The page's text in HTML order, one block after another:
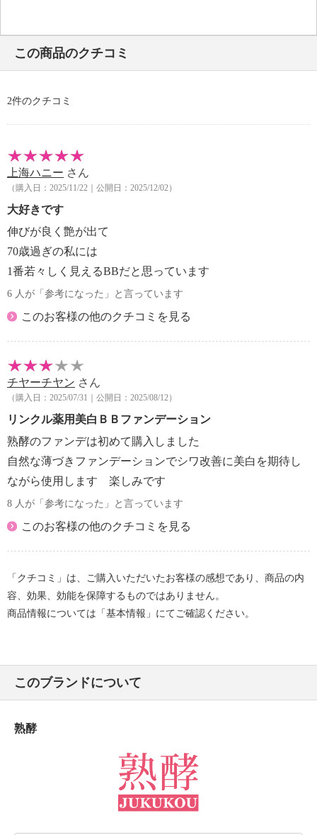
この商品のクチコミ
2件のクチコミ
上海ハニー さん
（購入日：2025/11/22｜公開日：2025/12/02）
大好きです
伸びが良く艶が出て
70歳過ぎの私には
1番若々しく見えるBBだと思っています
6 人が「参考になった」と言っています
このお客様の他のクチコミを見る
チヤーチヤン さん
（購入日：2025/07/31｜公開日：2025/08/12）
リンクル薬用美白ＢＢファンデーション
熟酵のファンデは初めて購入しました
自然な薄づきファンデーションでシワ改善に美白を期待し
ながら使用します 楽しみです
8 人が「参考になった」と言っています
このお客様の他のクチコミを見る
「クチコミ」は、ご購入いただいたお客様の感想であり、商品の内
容、効果、効能を保障するものではありません。
商品情報については「基本情報」にてご確認ください。
このブランドについて
熟酵